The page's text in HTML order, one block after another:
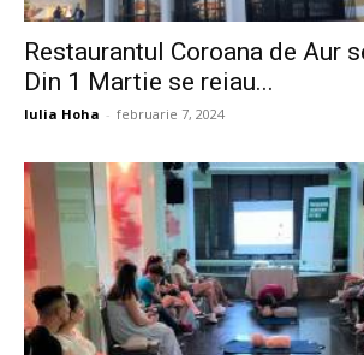
Restaurantul Coroana de Aur
Din 1 Martie se reiau...
Iulia Hoha - februarie 7, 2024